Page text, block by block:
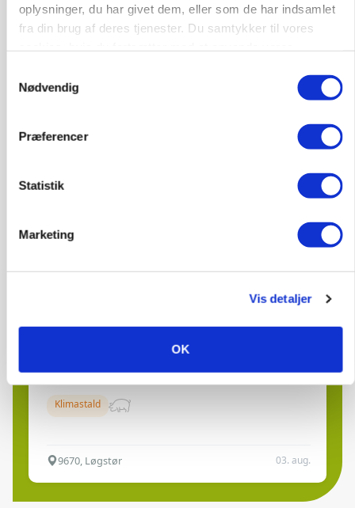
oplysninger, du har givet dem, eller som de har indsamlet
fra din brug af deres tjenester. Du samtykker til vores
Nødvendig
Præferencer
Statistik
Marketing
Vis detaljer
OK
Medarbejdere til griseproduktion
9681, Ranum 03. aug.
Kalvepasser til ejendom i udvikling søges
Leder til klimastald
Klimastald
9670, Løgstør 03. aug.